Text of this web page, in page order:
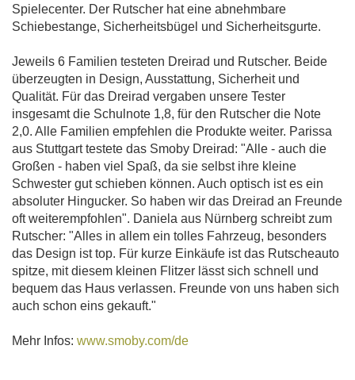
Spielecenter. Der Rutscher hat eine abnehmbare
Schiebestange, Sicherheitsbügel und Sicherheitsgurte.
Jeweils 6 Familien testeten Dreirad und Rutscher. Beide
überzeugten in Design, Ausstattung, Sicherheit und
Qualität. Für das Dreirad vergaben unsere Tester
insgesamt die Schulnote 1,8, für den Rutscher die Note
2,0. Alle Familien empfehlen die Produkte weiter. Parissa
aus Stuttgart testete das Smoby Dreirad: "Alle - auch die
Großen - haben viel Spaß, da sie selbst ihre kleine
Schwester gut schieben können. Auch optisch ist es ein
absoluter Hingucker. So haben wir das Dreirad an Freunde
oft weiterempfohlen". Daniela aus Nürnberg schreibt zum
Rutscher: "Alles in allem ein tolles Fahrzeug, besonders
das Design ist top. Für kurze Einkäufe ist das Rutscheauto
spitze, mit diesem kleinen Flitzer lässt sich schnell und
bequem das Haus verlassen. Freunde von uns haben sich
auch schon eins gekauft."
Mehr Infos: www.smoby.com/de